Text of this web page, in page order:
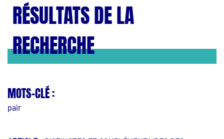
RÉSULTATS DE LA
RECHERCHE
MOTS-CLÉ :
pair